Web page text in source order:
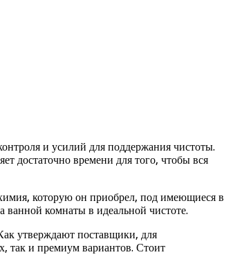
и усилий для поддержания чистоты.
достаточно времени для того, чтобы вся
которую он приобрел, под имеющиеся в
ванной комнаты в идеальной чистоте.
утверждают поставщики, для
так и премиум вариантов. Стоит